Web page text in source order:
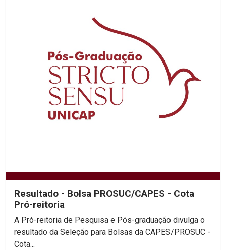
Resultado - Bolsa PROSUC/CAPES - Cota
Pró-reitoria
A Pró-reitoria de Pesquisa e Pós-graduação divulga o
resultado da Seleção para Bolsas da CAPES/PROSUC -
Cota...